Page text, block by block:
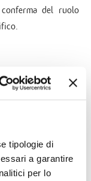
tipologie di
a garantire
per lo
del ruolo
MONZINO